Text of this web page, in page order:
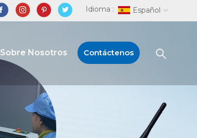
Idioma : Español
Sobre Nosotros Contáctenos